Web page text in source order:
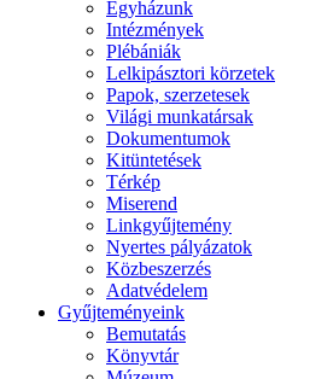
Egyházunk
Intézmények
Plébániák
Lelkipásztori körzetek
Papok, szerzetesek
Világi munkatársak
Dokumentumok
Kitüntetések
Térkép
Miserend
Linkgyűjtemény
Nyertes pályázatok
Közbeszerzés
Adatvédelem
Gyűjteményeink
Bemutatás
Könyvtár